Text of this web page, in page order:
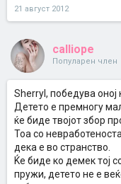
21 август 2012
calliope
Популарен член
Sherryl, победува оној
Детето е премногу
ќе биде твојот збор
Тоа со
дека е во странство.
Ќе биде ко демек тој
пружи, детето не е